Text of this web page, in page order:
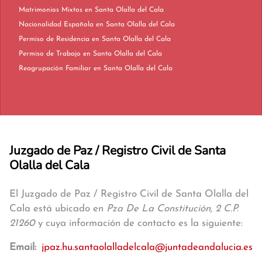
Matrimonios Mixtos en Santa Olalla del Cala
Nacionalidad Española en Santa Olalla del Cala
Permiso de Residencia en Santa Olalla del Cala
Permiso de Trabajo en Santa Olalla del Cala
Reagrupación Familiar en Santa Olalla del Cala
Juzgado de Paz / Registro Civil de Santa
Olalla del Cala
El Juzgado de Paz / Registro Civil de Santa Olalla del
Cala está ubicado en Pza De La Constitución, 2 C.P.
21260y cuya información de contacto es la siguiente:
Email: jpaz.hu.santaolalladelcala@juntadeandalucia.es